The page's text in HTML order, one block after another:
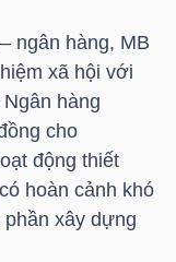
ngân hàng, MB
xã hội với
hàng
cho
động thiết
hoàn cảnh khó
phần xây dựng